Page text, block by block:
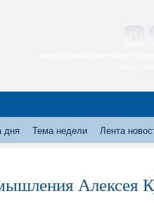
дня Тема недели Лента
Алексея